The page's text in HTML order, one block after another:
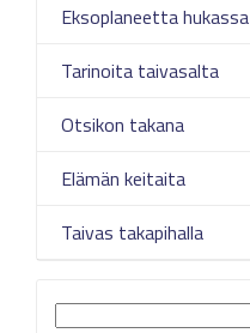
Eksoplaneetta hukassa
Tarinoita taivasalta
Otsikon takana
Elämän keitaita
Taivas takapihalla